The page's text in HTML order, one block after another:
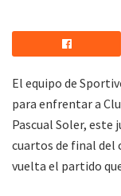
El equipo de
para enfrentar a
Pascual Soler, este
cuartos de final del
vuelta el partido